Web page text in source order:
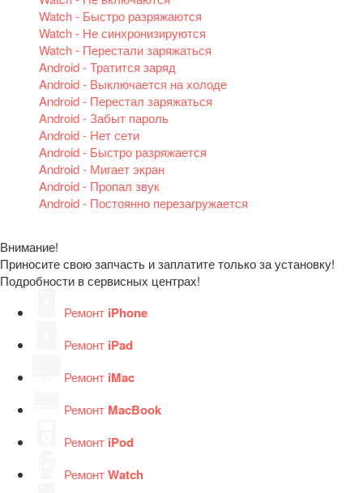
Watch - Быстро разряжаются
Watch - Не синхронизируются
Watch - Перестали заряжаться
Android - Тратится заряд
Android - Выключается на холоде
Android - Перестал заряжаться
Android - Забыт пароль
Android - Нет сети
Android - Быстро разряжается
Android - Мигает экран
Android - Пропал звук
Android - Постоянно перезагружается
Внимание!
Приносите свою запчасть и заплатите только за установку!
Подробности в сервисных центрах!
Ремонт iPhone
Ремонт iPad
Ремонт iMac
Ремонт MacBook
Ремонт iPod
РемонтWatch